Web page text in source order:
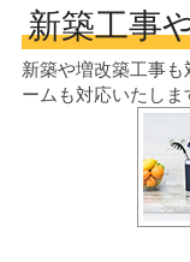
新築工事
新築や増改築工事も
ームも対応いたしま